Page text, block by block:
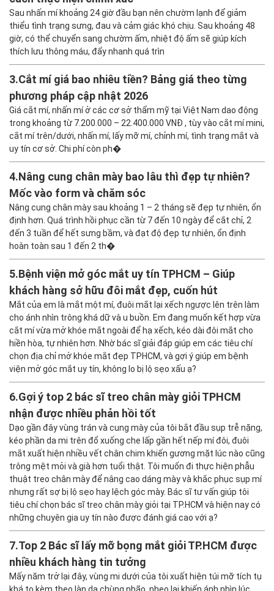
Trả lời
04/11/2024 lúc 2:18 chiều
Nhấn mi vĩnh viễn là như thế nào vậy bác sĩ. E
nhấn 1 năm mà sắp về trạng thái ban đầu rồi.
Mong bác sĩ rep.
Trả lời
dâutayyy9999
04/11/2024 lúc 2:17 chiều
nhấn mí xong có bị cảm giác cộm mắt ko chị?
Trả lời
Sau nhấn mí khoảng 24 giờ đầu bạn nên chườm lạnh để giảm
thiểu tình trạng sưng, đau và cảm giác khó chịu. Sau khoảng 48
giờ, có thể chuyển sang chườm ấm, nhiệt độ ấm sẽ giúp kích
thích lưu thông máu, đẩy nhanh quá trìn
3.Cắt mí giá bao nhiêu tiền? Bảng giá theo từng
phương pháp cập nhật 2026
Giá cắt mí, nhấn mí ở các cơ sở thẩm mỹ tại Việt Nam dao động
trong khoảng từ 7.200.000 – 22.400.000 VNĐ , tùy vào cắt mí mini,
cắt mí trên/dưới, nhấn mí, lấy mỡ mí, chỉnh mí, tình trạng mắt và
uy tín cơ sở. Chi phí còn ph�
4.Nâng cung chân mày bao lâu thì đẹp tự nhiên?
Mốc vào form và chăm sóc
Nâng cung chân mày sau khoảng 1 – 2 tháng sẽ đẹp tự nhiên, ổn
định hơn. Quá trình hồi phục cần từ 7 đến 10 ngày để cắt chỉ, 2
đến 3 tuần để hết sưng bầm, và đạt độ đẹp tự nhiên, ổn định
hoàn toàn sau 1 đến 2 th�
5.Bệnh viện mở góc mắt uy tín TPHCM – Giúp
khách hàng sở hữu đôi mắt đẹp, cuốn hút
Mắt của em là mắt một mí, đuôi mắt lại xếch ngược lên trên làm
cho ánh nhìn trông khá dữ và u buồn. Em đang muốn kết hợp vừa
cắt mí vừa mở khóe mắt ngoài để hạ xếch, kéo dài đôi mắt cho
hiền hòa, tự nhiên hơn. Nhờ bác sĩ giải đáp giúp em các tiêu chí
chọn địa chỉ mở khóe mắt đẹp TPHCM, và gợi ý giúp em bệnh
viện mở góc mắt uy tín, không lo bị lộ sẹo xấu ạ?
6.Gợi ý top 2 bác sĩ treo chân mày giỏi TPHCM
nhận được nhiều phản hồi tốt
Dạo gần đây vùng trán và cung mày của tôi bắt đầu sụp trễ nặng,
kéo phần da mi trên đổ xuống che lấp gần hết nếp mí đôi, đuôi
mắt xuất hiện nhiều vết chân chim khiến gương mặt lúc nào cũng
trông mệt mỏi và già hơn tuổi thật. Tôi muốn đi thực hiện phẫu
thuật treo chân mày để nâng cao dáng mày và khắc phục sụp mí
nhưng rất sợ bị lộ sẹo hay lệch góc mày. Bác sĩ tư vấn giúp tôi
tiêu chí chọn bác sĩ treo chân mày giỏi tại TP.HCM và hiện nay có
những chuyên gia uy tín nào được đánh giá cao với ạ?
7.Top 2 Bác sĩ lấy mỡ bọng mắt giỏi TP.HCM được
nhiều khách hàng tin tưởng
Mấy năm trở lại đây, vùng mi dưới của tôi xuất hiện túi mỡ tích tụ